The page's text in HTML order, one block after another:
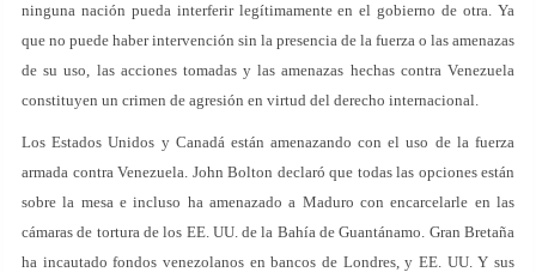
ninguna nación pueda interferir legítimamente en el gobierno de otra. Ya
que no puede haber intervención sin la presencia de la fuerza o las amenazas
de su uso, las acciones tomadas y las amenazas hechas contra Venezuela
constituyen un crimen de agresión en virtud del derecho internacional.
Los Estados Unidos y Canadá están amenazando con el uso de la fuerza
armada contra Venezuela. John Bolton declaró que todas las opciones están
sobre la mesa e incluso ha amenazado a Maduro con encarcelarle en las
cámaras de tortura de los EE. UU. de la Bahía de Guantánamo. Gran Bretaña
ha incautado fondos venezolanos en bancos de Londres, y EE. UU. Y sus